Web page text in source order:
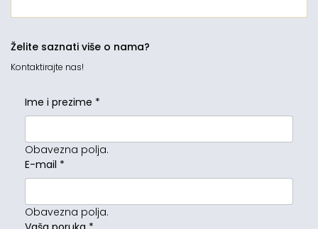
Želite saznati više o nama?
Kontaktirajte nas!
Ime i prezime *
Obavezna polja.
E-mail *
Obavezna polja.